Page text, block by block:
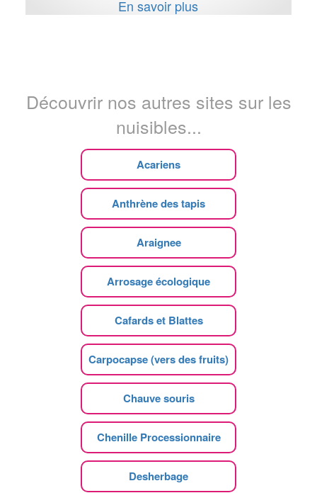
En savoir plus
Découvrir nos autres sites sur les
nuisibles...
Acariens
Anthrène des tapis
Araignee
Arrosage écologique
Cafards et Blattes
Carpocapse (vers des fruits)
Chauve souris
Chenille Processionnaire
Desherbage